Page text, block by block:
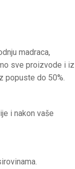
madraca,
sve proizvode i iz
popuste do 50%.
i nakon vaše